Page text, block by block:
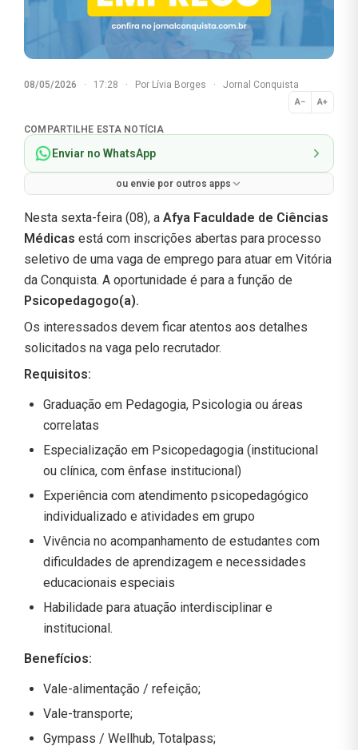
08/05/2026 · 17:28 · Por Lívia Borges · Jornal Conquista
A− A+
Normal
COMPARTILHE ESTA NOTÍCIA
Enviar no WhatsApp
ou envie por outros apps
Nesta sexta-feira (08), a Afya Faculdade de Ciências
Médicas está com inscrições abertas para processo
seletivo de uma vaga de emprego para atuar em Vitória
da Conquista. A oportunidade é para a função de
Psicopedagogo(a).
Os interessados devem ficar atentos aos detalhes
solicitados na vaga pelo recrutador.
Requisitos:
Graduação em Pedagogia, Psicologia ou áreas
correlatas
Especialização em Psicopedagogia (institucional
ou clínica, com ênfase institucional)
Experiência com atendimento psicopedagógico
individualizado e atividades em grupo
Vivência no acompanhamento de estudantes com
dificuldades de aprendizagem e necessidades
educacionais especiais
Habilidade para atuação interdisciplinar e
institucional.
Benefícios:
Vale-alimentação / refeição;
Vale-transporte;
Gympass / Wellhub, Totalpass;